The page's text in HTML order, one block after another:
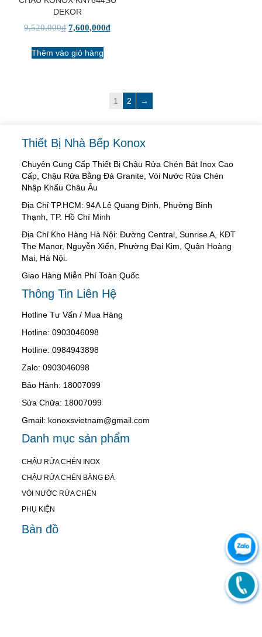
DEKOR
9,520,000₫ 7,600,000₫
Thêm vào giỏ hàng
1 2 →
Thiết Bị Nhà Bếp Konox
Chuyên Cung Cấp Thiết Bị Chậu Rửa Chén Bát Inox Cao
Cấp, Chậu Rửa Bằng Đá Granite, Vòi Nước Rửa Chén
Nhập Khẩu Châu Âu
Địa Chỉ TP.HCM: 94A Lê Quang Định, Phường Bình
Thạnh, TP. Hồ Chí Minh
Địa Chỉ Kho Hàng Hà Nội: Đường Central, Sunrise A, KĐT
The Manor, Nguyễn Xiển, Phường Đại Kim, Quận Hoàng
Mai, Hà Nội.
Giao Hàng Miễn Phí Toàn Quốc
Thông Tin Liên Hệ
Hotline Tư Vấn / Mua Hàng
Hotline: 0903046098
Hotline: 0984943898
Zalo: 0903046098
Bảo Hành: 18007099
Sửa Chữa: 18007099
Gmail: konoxsvietnam@gmail.com
Danh mục sản phẩm
CHẬU RỬA CHÉN INOX
CHẬU RỬA CHÉN BẰNG ĐÁ
VÒI NƯỚC RỬA CHÉN
PHỤ KIỆN
Bản đồ